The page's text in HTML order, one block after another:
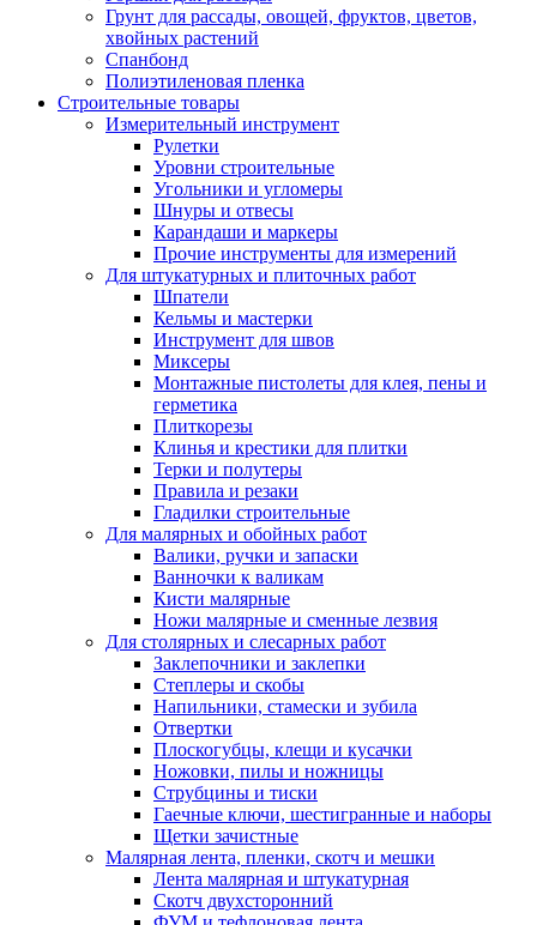
Грунт для рассады, овощей, фруктов, цветов,
хвойных растений
Спанбонд
Полиэтиленовая пленка
Строительные товары
Измерительный инструмент
Рулетки
Уровни строительные
Угольники и угломеры
Шнуры и отвесы
Карандаши и маркеры
Прочие инструменты для измерений
Для штукатурных и плиточных работ
Шпатели
Кельмы и мастерки
Инструмент для швов
Миксеры
Монтажные пистолеты для клея, пены и
герметика
Плиткорезы
Клинья и крестики для плитки
Терки и полутеры
Правила и резаки
Гладилки строительные
Для малярных и обойных работ
Валики, ручки и запаски
Ванночки к валикам
Кисти малярные
Ножи малярные и сменные лезвия
Для столярных и слесарных работ
Заклепочники и заклепки
Степлеры и скобы
Напильники, стамески и зубила
Отвертки
Плоскогубцы, клещи и кусачки
Ножовки, пилы и ножницы
Струбцины и тиски
Гаечные ключи, шестигранные и наборы
Щетки зачистные
Малярная лента, пленки, скотч и мешки
Лента малярная и штукатурная
Скотч двухсторонний